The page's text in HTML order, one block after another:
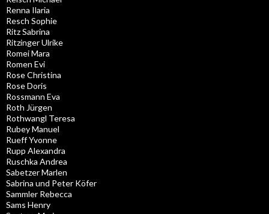
Renna Ilaria
Resch Sophie
Ritz Sabrina
Ritzinger Ulrike
Romei Mara
Romen Evi
Rose Christina
Rose Doris
Rossmann Eva
Roth Jürgen
Rothwangl Teresa
Rubey Manuel
Rueff Yvonne
Rupp Alexandra
Ruschka Andrea
Sabetzer Marlen
Sabrina und Peter Köfer
Sammler Rebecca
Sams Henry